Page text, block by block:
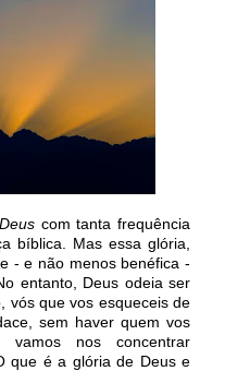
com tanta frequência
bíblica. Mas essa glória,
- e não menos benéfica -
entanto, Deus odeia ser
vós que vos esqueceis de
sem haver quem vos
vamos nos concentrar
que é a glória de Deus e